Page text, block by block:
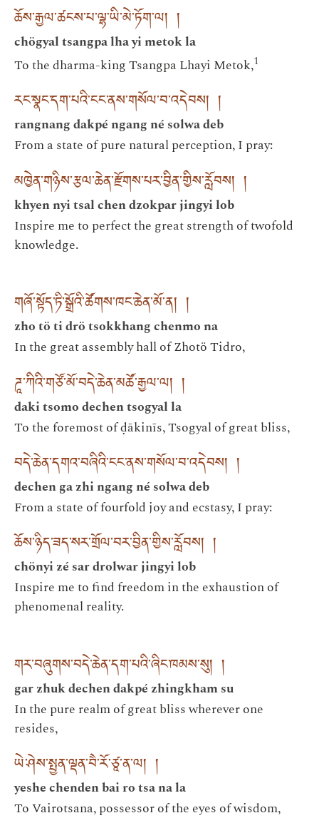
ཆོས་རྒྱལ་ཚངས་པ་ལྷ་ཡི་མེ་ཏོག་ལ། །
chögyal tsangpa lha yi metok la
To the dharma-king Tsangpa Lhayi Metok,1
རང་སྣང་དག་པའི་ངང་ནས་གསོལ་བ་འདེབས། །
rangnang dakpé ngang né solwa deb
From a state of pure natural perception, I pray:
མཁྱེན་གཉིས་རྩལ་ཆེན་རྫོགས་པར་བྱིན་གྱིས་རློབས། །
khyen nyi tsal chen dzokpar jingyi lob
Inspire me to perfect the great strength of twofold
knowledge.
གཞོ་སྟོད་ཏི་སྒྲོའི་ཚོགས་ཁང་ཆེན་མོ་ན། །
zho tö ti drö tsokkhang chenmo na
In the great assembly hall of Zhotö Tidro,
ཌཱ་ཀིའི་གཙོ་མོ་བདེ་ཆེན་མཚོ་རྒྱལ་ལ། །
daki tsomo dechen tsogyal la
To the foremost of ḍākinīs, Tsogyal of great bliss,
བདེ་ཆེན་དགའ་བཞིའི་ངང་ནས་གསོལ་བ་འདེབས། །
dechen ga zhi ngang né solwa deb
From a state of fourfold joy and ecstasy, I pray:
ཆོས་ཉིད་ཟད་སར་གྲོལ་བར་བྱིན་གྱིས་རློབས། །
chönyi zé sar drolwar jingyi lob
Inspire me to find freedom in the exhaustion of
phenomenal reality.
གར་བཞུགས་བདེ་ཆེན་དག་པའི་ཞིང་ཁམས་སུ། །
gar zhuk dechen dakpé zhingkham su
In the pure realm of great bliss wherever one
resides,
ཡེ་ཤེས་སྤྱན་ལྡན་བཻ་རོ་ཙཱ་ན་ལ། །
yeshe chenden bai ro tsa na la
To Vairotsana, possessor of the eyes of wisdom,